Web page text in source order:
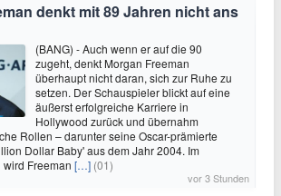
denkt mit 89 Jahren nicht ans
(BANG) - Auch wenn er auf die 90
zugeht, denkt Morgan Freeman
überhaupt nicht daran, sich zur Ruhe zu
setzen. Der Schauspieler blickt auf eine
äußerst erfolgreiche Karriere in
Hollywood zurück und übernahm
Rollen – darunter seine Oscar-prämierte
Dollar Baby' aus dem Jahr 2004. Im
Freeman […] (01)
vor 3 Stunden